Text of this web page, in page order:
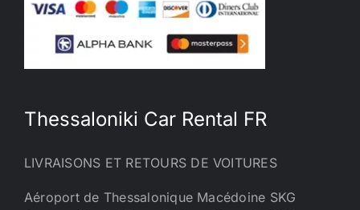
Thessaloniki Car Rental FR
LIVRAISONS ET RETOURS DE VOITURES
Aéroport de Thessalonique Macédoine SKG